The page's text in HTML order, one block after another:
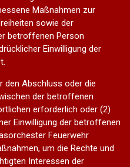
Maßnahmen zur
sowie der
betroffenen Person
Einwilligung der
den Abschluss oder die
der betroffenen
erforderlich oder (2)
Einwilligung der betroffenen
Feuerwehr
um die Rechte und
Interessen der